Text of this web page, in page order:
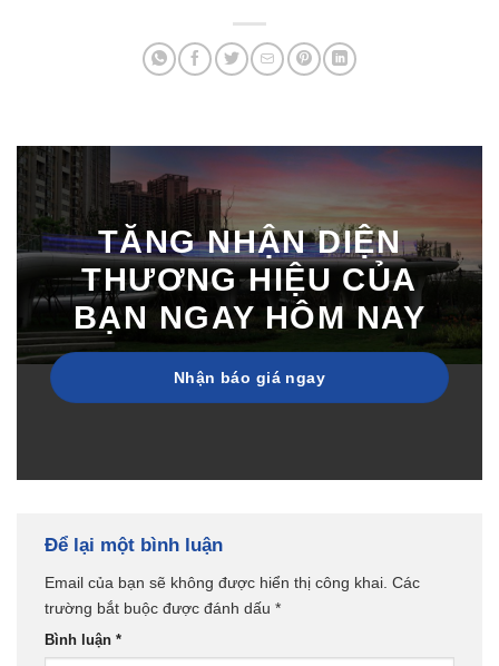
TĂNG NHẬN DIỆN
THƯƠNG HIỆU CỦA
BẠN NGAY HÔM NAY
Nhận báo giá ngay
Để lại một bình luận
Email của bạn sẽ không được hiển thị công khai. Các
trường bắt buộc được đánh dấu *
Bình luận *